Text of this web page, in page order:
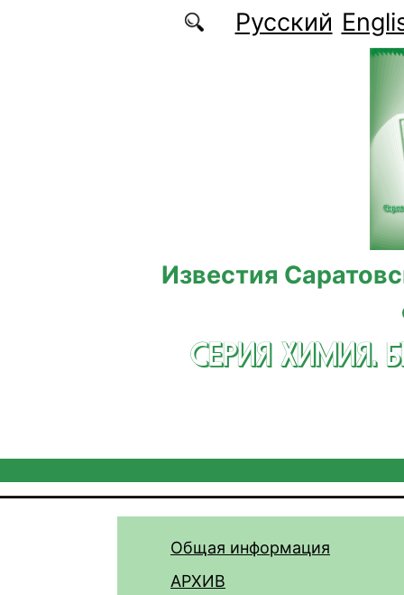
Перейти к основному содержаниюРусский
Известия
СЕРИЯ ХИМИЯ.
Общая информация
АРХИВ